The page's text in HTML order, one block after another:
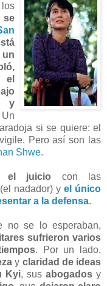
se
un
el
y
si se quiere: el
Pero así son las
Shwe.
el juicio con las
(el nadador) y el único
a la defensa.
no se lo esperaban,
sufrieron varios
. Por un lado,
y claridad de ideas
Kyi, sus abogados y